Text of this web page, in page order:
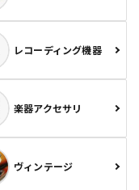
レコーディング機器
楽器アクセサリ
ヴィンテージ